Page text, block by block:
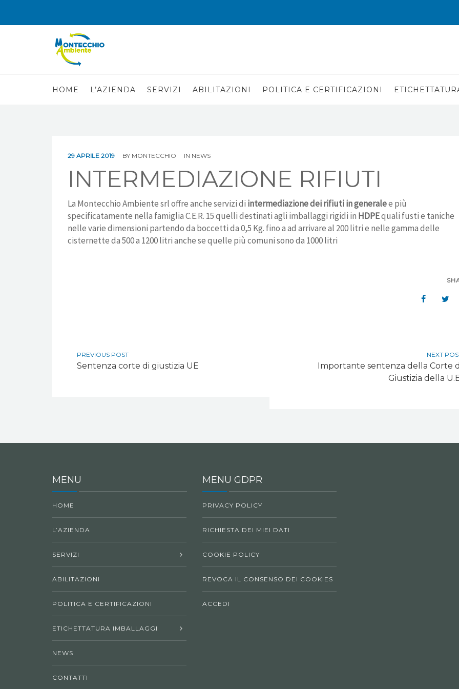
HOME L’AZIENDA SERVIZI ABILITAZIONI POLITICA E CERTIFICAZIONI
29 APRILE 2019 BY MONTECCHIO IN NEWS
INTERMEDIAZIONE RIFIUTI
La Montecchio Ambiente srl offre anche servizi di intermediazione dei rifiuti in generalee più
specificatamente nella famiglia C.E.R. 15 quelli destinati agli imballaggi rigidi in HDPEquali fusti e taniche
nelle varie dimensioni partendo da boccetti da 0,5 Kg. fino a ad arrivare al 200 litri e nelle gamma delle
cisternette da 500 a 1200 litri anche se quelle più comuni sono da 1000 litri
PREVIOUS POST
Sentenza corte di giustizia UE
NEXT
Importante sentenza della Corte
Giustizia della
MENU
HOME
L’AZIENDA
SERVIZI
ABILITAZIONI
POLITICA E CERTIFICAZIONI
ETICHETTATURA IMBALLAGGI
NEWS
CONTATTI
MENU GDPR
PRIVACY POLICY
RICHIESTA DEI MIEI DATI
COOKIE POLICY
REVOCA IL CONSENSO DEI COOKIES
ACCEDI